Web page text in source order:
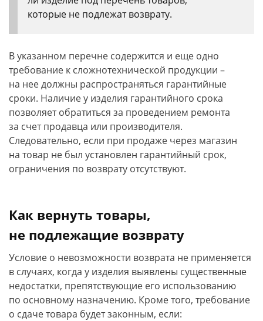
которые не подлежат возврату.
В указанном перечне содержится и еще одно
требование к сложнотехнической продукции –
на нее должны распространяться гарантийные
сроки. Наличие у изделия гарантийного срока
позволяет обратиться за проведением ремонта
за счет продавца или производителя.
Следовательно, если при продаже через магазин
на товар не был установлен гарантийный срок,
ограничения по возврату отсутствуют.
Как вернуть товары,
не подлежащие возврату
Условие о невозможности возврата не применяется
в случаях, когда у изделия выявлены существенные
недостатки, препятствующие его использованию
по основному назначению. Кроме того, требование
о сдаче товара будет законным, если: